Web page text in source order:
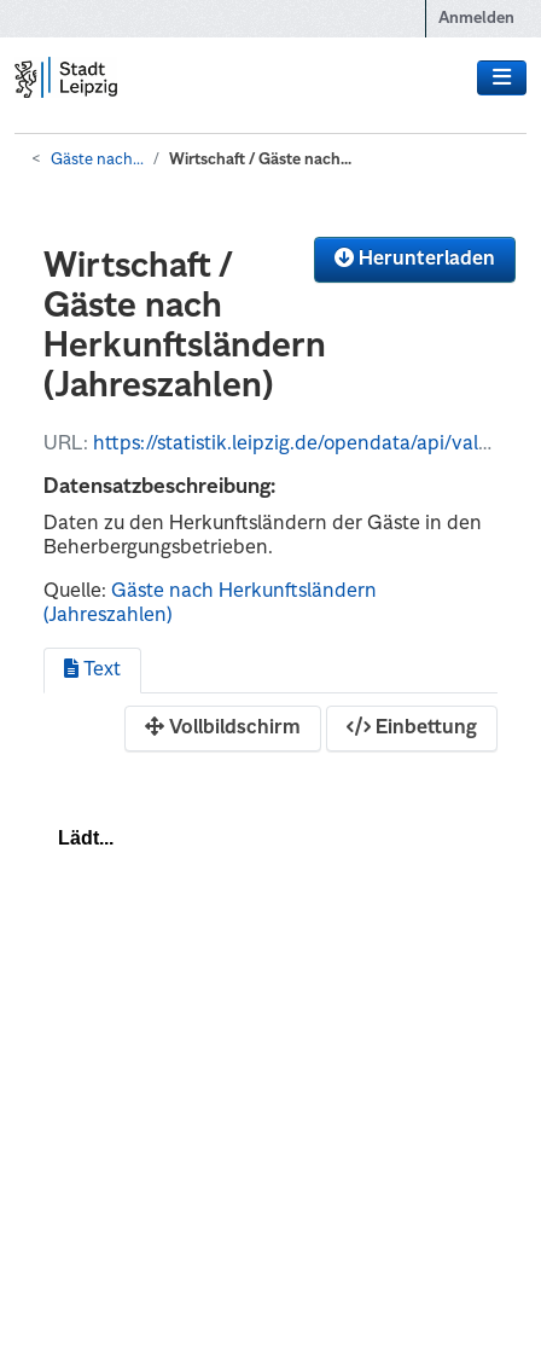
Anmelden
Gäste nach... Wirtschaft / Gäste nach...
Herunterladen
Wirtschaft /
Gäste nach
Herkunftsländern
(Jahreszahlen)
URL: https://statistik.leipzig.de/opendata/api/values?kategorie_nr=8&rubrik_nr=10&periode=y&format=json
Datensatzbeschreibung:
Daten zu den Herkunftsländern der Gäste in den
Beherbergungsbetrieben.
Quelle:Gäste nach Herkunftsländern
(Jahreszahlen)
Text
Vollbildschirm Einbettung